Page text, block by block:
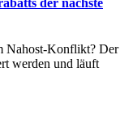
Nahost-Konflikt? Der
werden und läuft